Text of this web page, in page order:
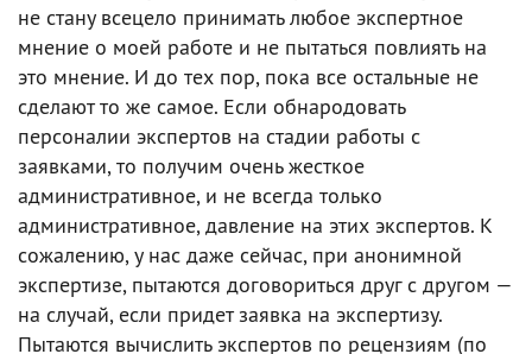
не стану всецело принимать любое экспертное
мнение о моей работе и не пытаться повлиять на
это мнение. И до тех пор, пока все остальные не
сделают то же самое. Если обнародовать
персоналии экспертов на стадии работы с
заявками, то получим очень жесткое
административное, и не всегда только
административное, давление на этих экспертов. К
сожалению, у нас даже сейчас, при анонимной
экспертизе, пытаются договориться друг с другом —
на случай, если придет заявка на экспертизу.
Пытаются вычислить экспертов по рецензиям (по